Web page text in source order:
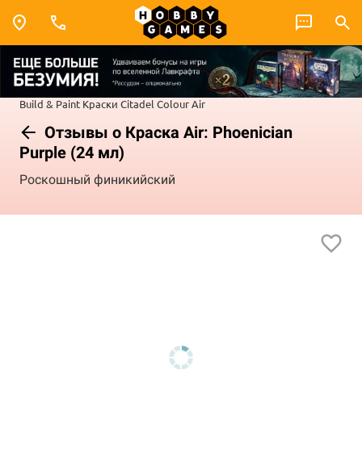
Build & Paint Краски Citadel ColourAir
Отзывы о Краска Air: Phoenician
Purple (24 мл)
Роскошный финикийский